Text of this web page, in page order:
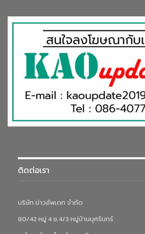
ติดต่อเรา
บริษัท ข่าวอัพเดท จำกัด
80/42 หมู่ 4 ซ.4/3 หมู่บ้านบุศรินทร์